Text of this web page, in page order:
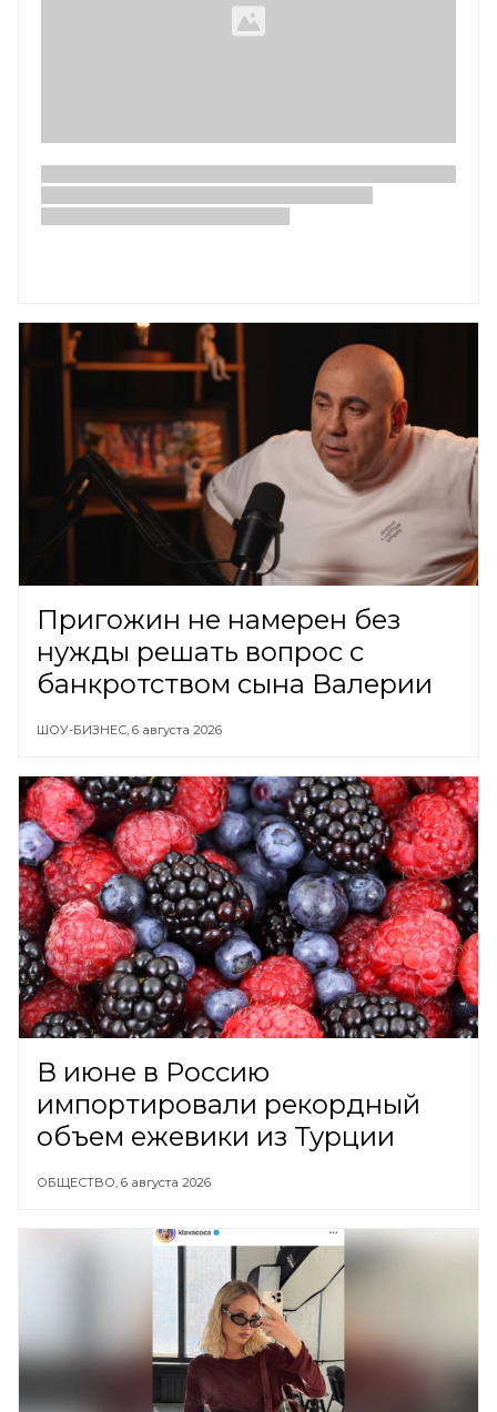
Пригожин не намерен без
нужды решать вопрос с
банкротством сына Валерии
ШОУ-БИЗНЕС, 6 августа 2026
В июне в Россию
импортировали рекордный
объем ежевики из Турции
ОБЩЕСТВО, 6 августа 2026